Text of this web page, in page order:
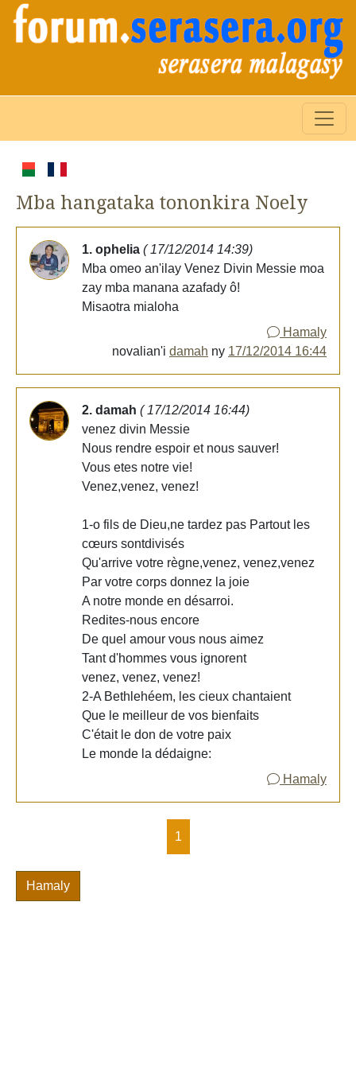
Mba hangataka tononkira Noely
1. ophelia ( 17/12/2014 14:39)
Mba omeo an'ilay Venez Divin Messie moa
zay mba manana azafady ô!
Misaotra mialoha
Hamaly
novalian'i damah ny 17/12/2014 16:44
2. damah ( 17/12/2014 16:44)
venez divin Messie
Nous rendre espoir et nous sauver!
Vous etes notre vie!
Venez,venez, venez!
1-o fils de Dieu,ne tardez pas Partout les
cœurs sontdivisés
Qu'arrive votre règne,venez, venez,venez
Par votre corps donnez la joie
A notre monde en désarroi.
Redites-nous encore
De quel amour vous nous aimez
Tant d'hommes vous ignorent
venez, venez, venez!
2-A Bethlehéem, les cieux chantaient
Que le meilleur de vos bienfaits
C'était le don de votre paix
Le monde la dédaigne:
Hamaly
1
Hamaly